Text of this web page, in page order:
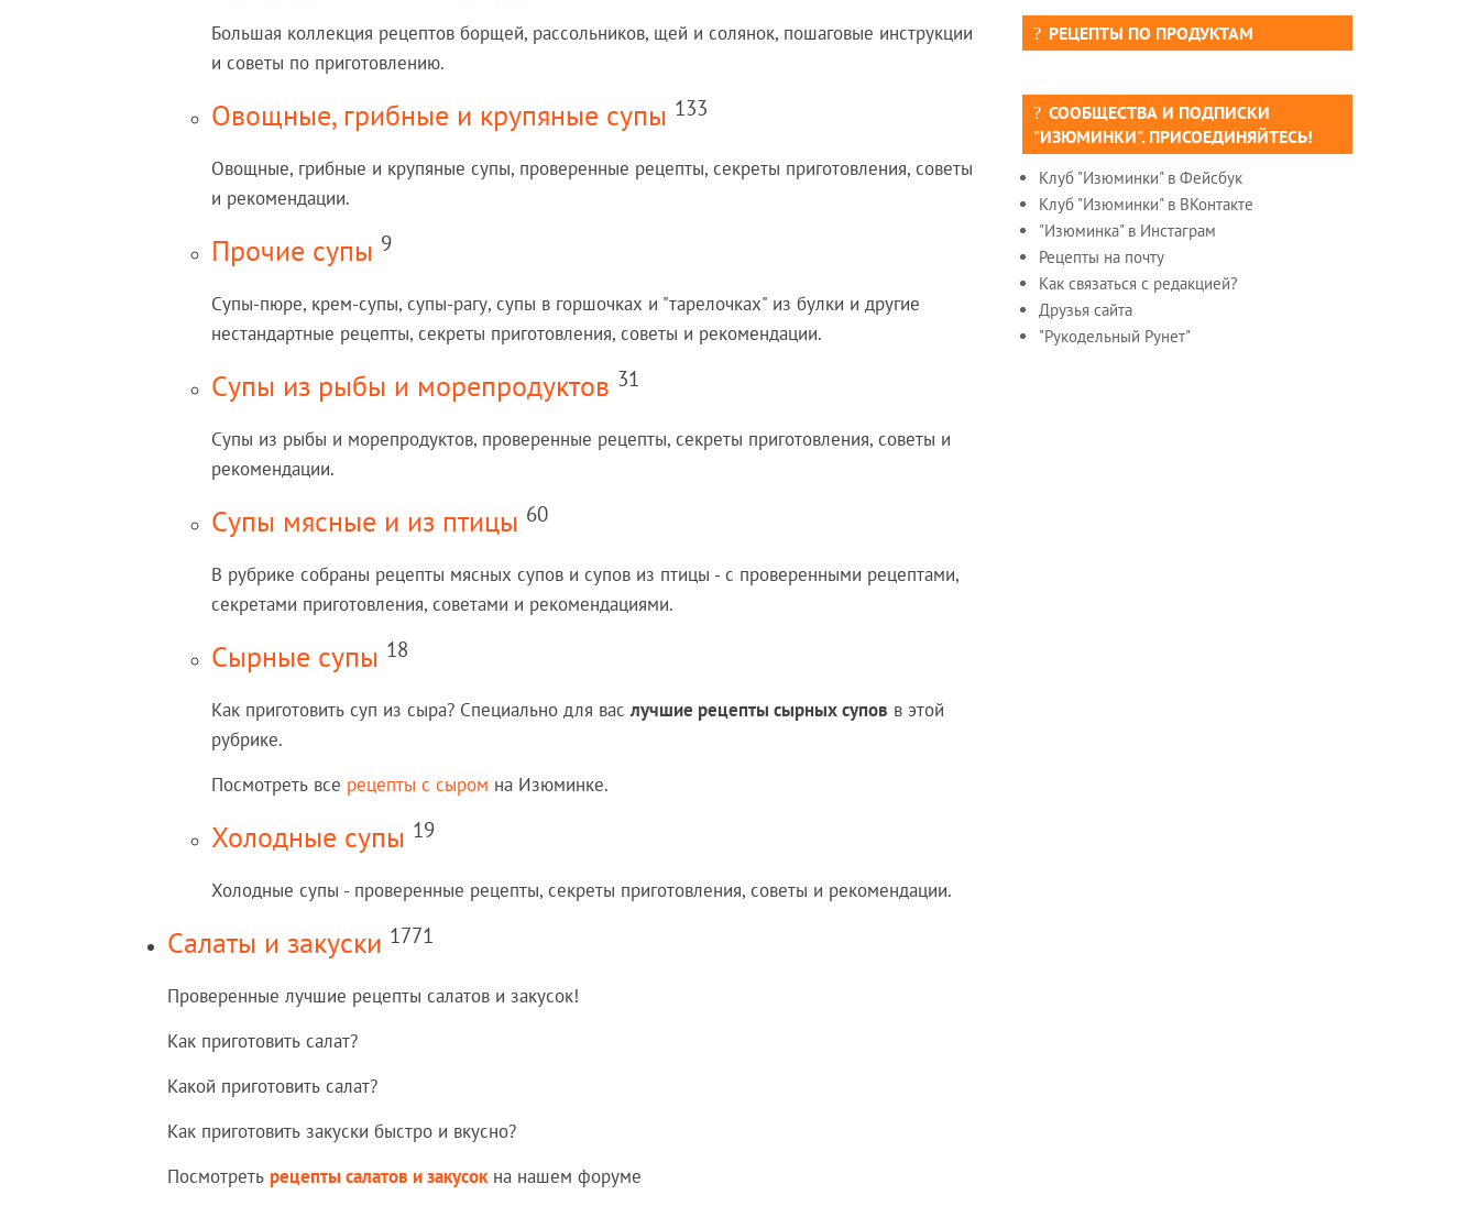
Большая коллекция рецептов борщей, рассольников, щей и солянок, пошаговые инструкции
и советы по приготовлению.
Овощные, грибные и крупяные супы 133
Овощные, грибные и крупяные супы, проверенные рецепты, секреты приготовления, советы
и рекомендации.
Прочие супы 9
Супы-пюре, крем-супы, супы-рагу, супы в горшочках и "тарелочках" из булки и другие
нестандартные рецепты, секреты приготовления, советы и рекомендации.
Супы из рыбы и морепродуктов 31
Супы из рыбы и морепродуктов, проверенные рецепты, секреты приготовления, советы и
рекомендации.
Супы мясные и из птицы 60
В рубрике собраны рецепты мясных супов и супов из птицы - с проверенными рецептами,
секретами приготовления, советами и рекомендациями.
Сырные супы 18
Как приготовить суп из сыра? Специально для васлучшие рецепты сырных супов в этой
рубрике.
Посмотреть все рецепты с сыром на Изюминке.
Холодные супы 19
Холодные супы - проверенные рецепты, секреты приготовления, советы и рекомендации.
Салаты и закуски 1771
Проверенные лучшие рецепты салатов и закусок!
Как приготовить салат?
Какой приготовить салат?
Как приготовить закуски быстро и вкусно?
Посмотреть рецепты салатов и закусокна нашем форуме
РЕЦЕПТЫ ПО ПРОДУКТАМ
СООБЩЕСТВА И ПОДПИСКИ
"ИЗЮМИНКИ". ПРИСОЕДИНЯЙТЕСЬ!
Клуб "Изюминки" в Фейсбук
Клуб "Изюминки" в ВКонтакте
"Изюминка" в Инстаграм
Рецепты на почту
Как связаться с редакцией?
Друзья сайта
"Рукодельный Рунет"